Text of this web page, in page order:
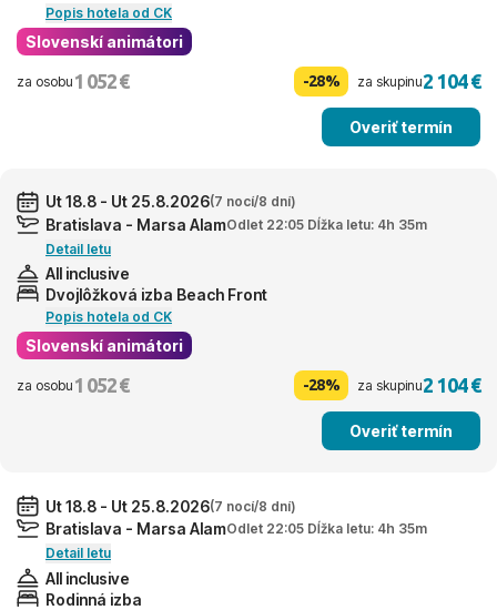
Popis hotela od CK
Slovenskí animátori
za osobu 1 052 € -28% za skupinu2 104 €
Overiť termín
Ut 18.8 - Ut 25.8.2026(7 nocí/8 dní)
Bratislava - Marsa AlamOdlet 22:05 Dĺžka letu: 4h 35m
Detail letu
All inclusive
Dvojlôžková izba Beach Front
Popis hotela od CK
Slovenskí animátori
za osobu 1 052 € -28% za skupinu2 104 €
Overiť termín
Ut 18.8 - Ut 25.8.2026(7 nocí/8 dní)
Bratislava - Marsa AlamOdlet 22:05 Dĺžka letu: 4h 35m
Detail letu
All inclusive
Rodinná izba